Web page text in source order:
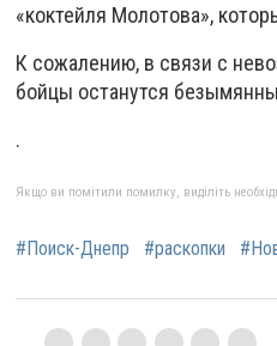
«коктейля Молотова»,
К сожалению, в связи с
бойцы останутся
.
Якщо ви помітили помилку, виділіть
#Поиск-Днепр #раскопки